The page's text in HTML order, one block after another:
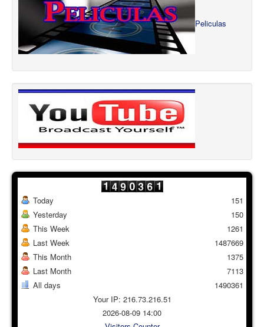
Peliculas
Today
Yesterday
This Week
Last Week
This Month
Last Month
All days
151
150
1261
1487669
1375
7113
1490361
Your IP: 216.73.216.51
2026-08-09 14:00